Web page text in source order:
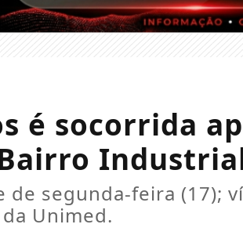
é socorrida
segunda-feira (17);
Unimed.